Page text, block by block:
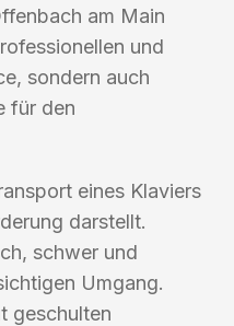
am Main
und
sondern auch
für den
eines Klaviers
darstellt.
schwer und
Umgang.
geschulten